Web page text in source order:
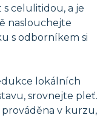
celulitidou, a je
naslouchejte
s odborníkem si
lokálních
srovnejte pleť.
v kurzu,